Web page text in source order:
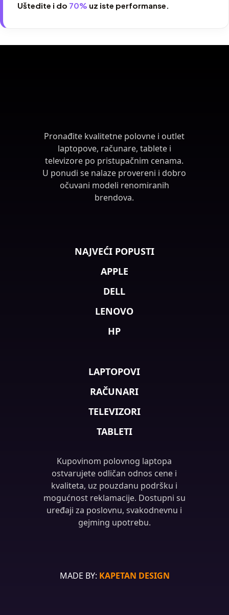
Uštedite i do 70% uz iste performanse.
Pronađite kvalitetne polovne i outlet
laptopove, računare, tablete i
televizore po pristupačnim cenama.
U ponudi se nalaze provereni i dobro
očuvani modeli renomiranih
brendova.
NAJVEĆI POPUSTI
APPLE
DELL
LENOVO
HP
LAPTOPOVI
RAČUNARI
TELEVIZORI
TABLETI
Kupovinom polovnog laptopa
ostvarujete odličan odnos cene i
kvaliteta, uz pouzdanu podršku i
mogućnost reklamacije. Dostupni su
uređaji za poslovnu, svakodnevnu i
gejming upotrebu.
MADE BY: KAPETAN DESIGN